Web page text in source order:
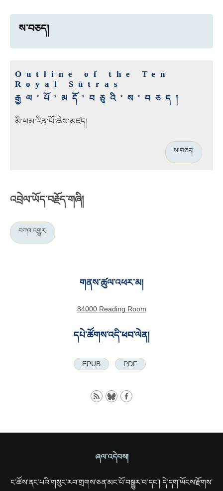
ས་བཅད།
Outline of the Ten
Royal Sūtras
རྒྱལ་པོ་མདོ་བཅུའི་ས་བཅད།
མི་ཕམ་རིན་པོ་ཆེས་མཛད།
ས་བཅད།
འབྲེལ་ཡོད་བརྗོད་གཞི།
བཀའ་འགྱུར།
གནས་ཚུལ་འཕར་མ།
84000 Reading Room
དཔེ་ཚོགས་འདི་ཕབ་ལེན།
EPUB PDF
ཞལ་འདེབས།
ང་ཚོས་ནང་པའི་གསུང་རབ་གྲགས་ཅན་མང་པོ་བསྒྱུར་བ་དང་། དེ་དག་ཡོངས་རྫོགས་